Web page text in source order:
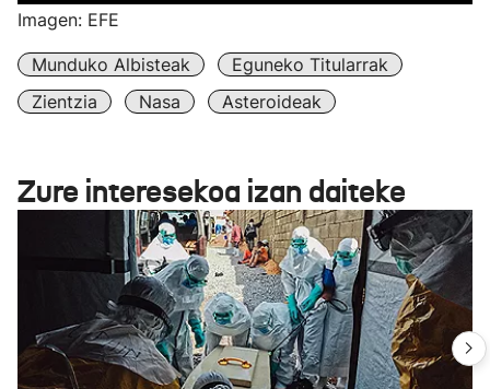
Imagen: EFE
Munduko Albisteak
Eguneko Titularrak
Zientzia
Nasa Asteroideak
Zure interesekoa izan daiteke